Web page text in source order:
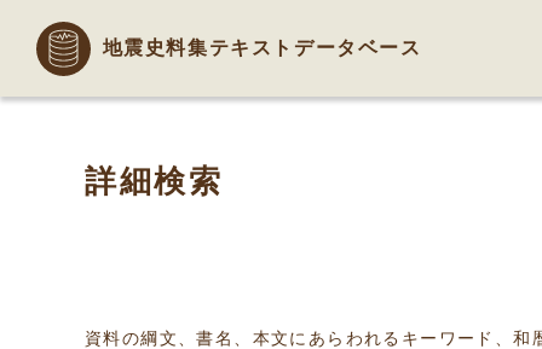
地震史料集テキストデータベース
詳細検索
資料の綱文、書名、本文にあらわれるキーワード、